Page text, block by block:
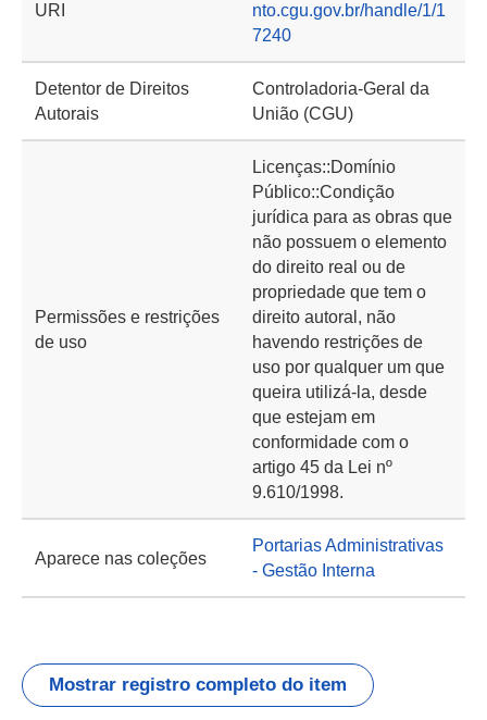
URI
nto.cgu.gov.br/handle/1/1
7240
Detentor de Direitos
Autorais
Controladoria-Geral da
União (CGU)
Permissões e restrições
de uso
Licenças::Domínio
Público::Condição
jurídica para as obras que
não possuem o elemento
do direito real ou de
propriedade que tem o
direito autoral, não
havendo restrições de
uso por qualquer um que
queira utilizá-la, desde
que estejam em
conformidade com o
artigo 45 da Lei nº
9.610/1998.
Aparece nas coleções
Portarias Administrativas
- Gestão Interna
Mostrar registro completo do item